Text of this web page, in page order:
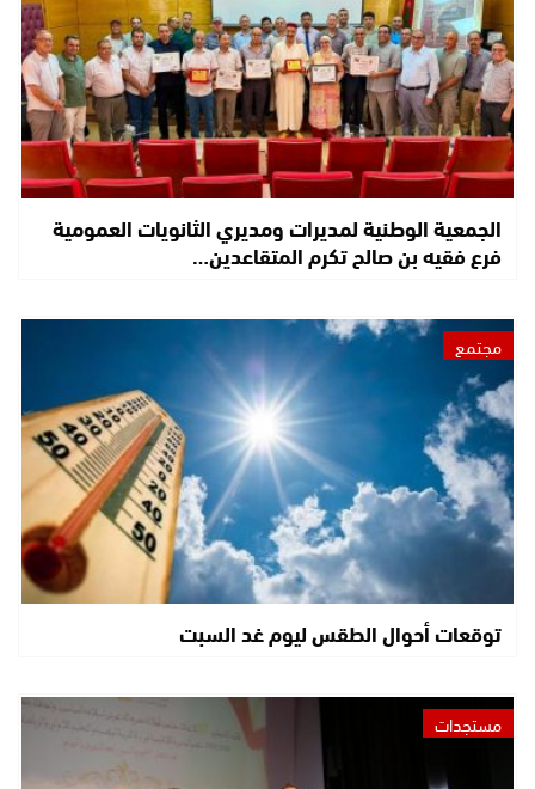
الجمعية الوطنية لمديرات ومديري الثانويات العمومية
فرع فقيه بن صالح تكرم المتقاعدين…
مجتمع
توقعات أحوال الطقس ليوم غد السبت
مستجدات